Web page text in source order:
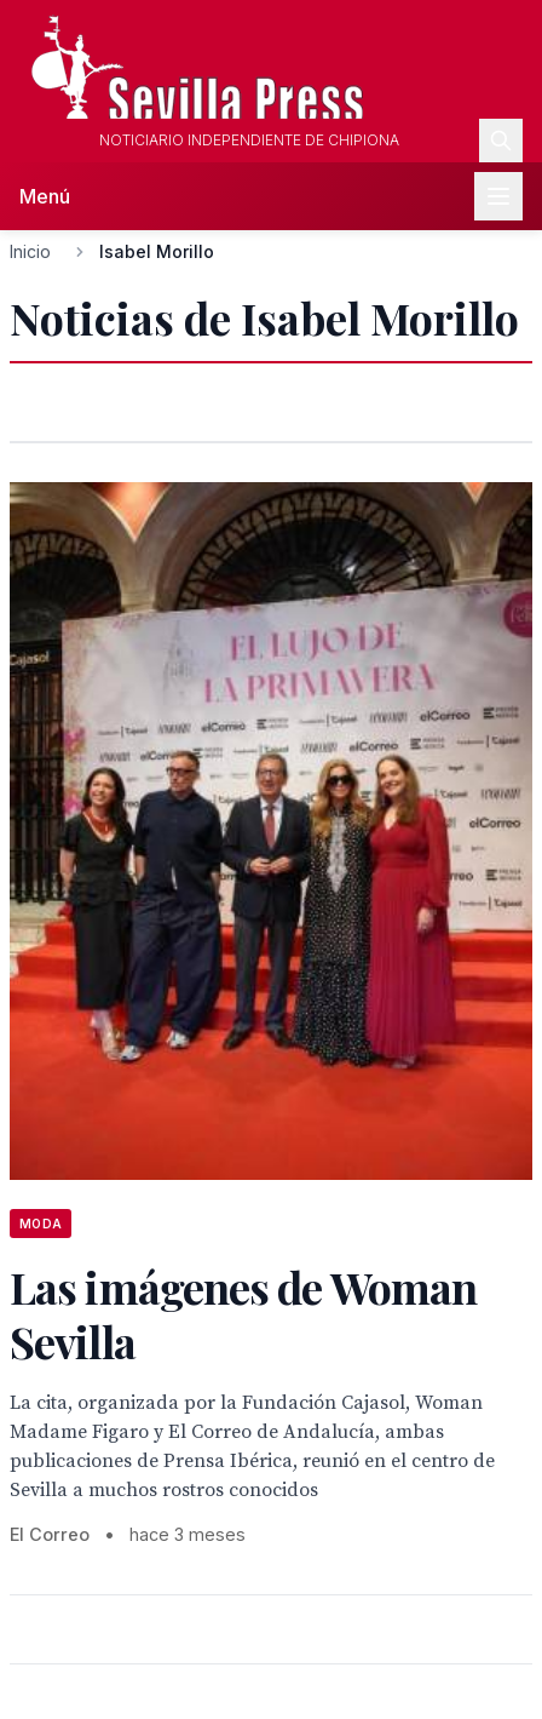
NOTICIARIO INDEPENDIENTE DE CHIPIONA
Menú
Inicio Isabel Morillo
Noticias de Isabel Morillo
MODA
Las imágenes de Woman
Sevilla
La cita, organizada por la Fundación Cajasol, Woman
Madame Figaro y El Correo de Andalucía, ambas
publicaciones de Prensa Ibérica, reunió en el centro de
Sevilla a muchos rostros conocidos
El Correo • hace 3 meses